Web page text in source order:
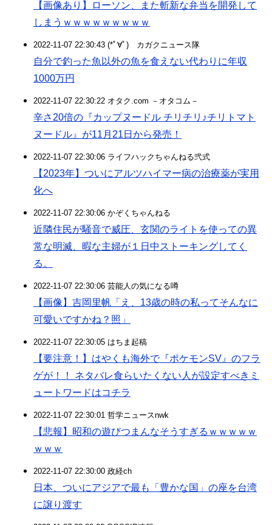
【画像あり】ローソン、また斬新な弁当を開発して
しまうｗｗｗｗｗｗｗｗｗ
2022-11-07 22:30:43 (*ﾟ∀ﾟ)ゞカガクニュース隊
自分で釣った魚以外の魚を食えない代わりに年収
1000万円
2022-11-07 22:30:22 オタク.com －オタコム－
辛さ20倍の『カップヌードル チリチリ♪チリトマト
ヌードル』が11月21日から発売！
2022-11-07 22:30:06 ライフハックちゃんねる弐式
【2023年】ついにアルツハイマー病の治療薬が実用
化へ
2022-11-07 22:30:06 かぞくちゃんねる
近隣住民が騒音で威圧、玄関のライトを使っての異
常な明滅、暇な主婦が１日中ストーキングしてく
る。
2022-11-07 22:30:06 芸能人の気になる噂
【画像】吉岡里帆「え、13歳の時の私ってそんなに
可愛いですかね？照」
2022-11-07 22:30:05 はちま起稿
【要注意！】はやくも海外で『ポケモンSV』のフラ
ゲが！！ ネタバレ食らいたくない人が設定すべきミ
ュートワードはコチラ
2022-11-07 22:30:01 哲学ニュースnwk
【悲報】昭和の遊びつまんなそうすぎるｗｗｗｗｗ
ｗｗｗ
2022-11-07 22:30:00 政経ch
日本、ついにアジアで最も「豊かな国」の座を台湾
に譲り渡す